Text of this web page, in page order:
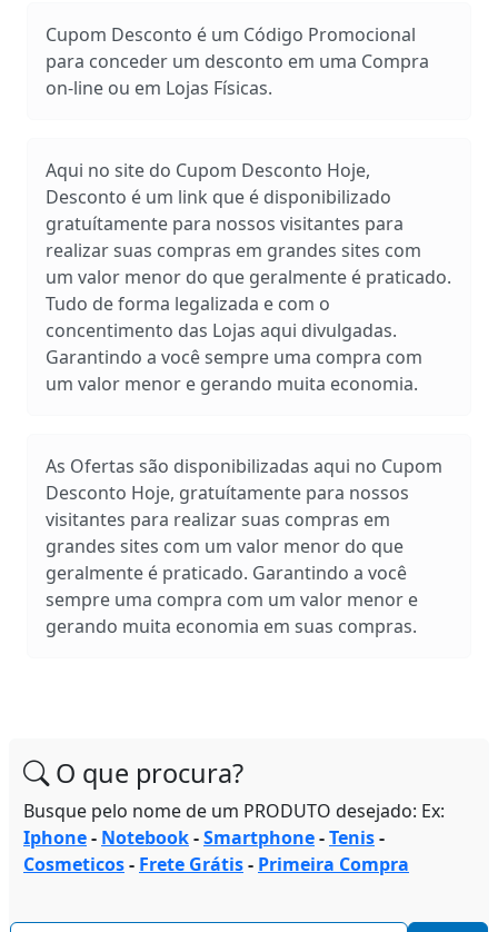
Cupom Desconto é um Código Promocional
para conceder um desconto em uma Compra
on-line ou em Lojas Físicas.
Aqui no site do Cupom Desconto Hoje,
Desconto é um link que é disponibilizado
gratuítamente para nossos visitantes para
realizar suas compras em grandes sites com
um valor menor do que geralmente é praticado.
Tudo de forma legalizada e com o
concentimento das Lojas aqui divulgadas.
Garantindo a você sempre uma compra com
um valor menor e gerando muita economia.
As Ofertas são disponibilizadas aqui no Cupom
Desconto Hoje, gratuítamente para nossos
visitantes para realizar suas compras em
grandes sites com um valor menor do que
geralmente é praticado. Garantindo a você
sempre uma compra com um valor menor e
gerando muita economia em suas compras.
O que procura?
Busque pelo nome de um PRODUTO desejado: Ex:
Iphone- Notebook-Smartphone-Tenis-
Cosmeticos- Frete Grátis- Primeira Compra